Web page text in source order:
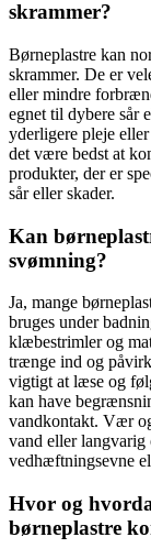
skrammer?
Børneplastre kan
skrammer. De er
eller mindre
egnet til dybere sår
yderligere pleje
det være bedst at
produkter, der er
sår eller skader.
Kan
svømning?
Ja, mange
bruges under
klæbestrimler og
trænge ind og
vigtigt at læse og
kan have
vandkontakt. Vær
vand eller langvarig
vedhæftningsevne
Hvor og
børneplastre